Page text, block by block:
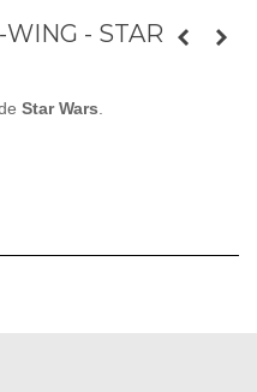
- STAR
Star Wars